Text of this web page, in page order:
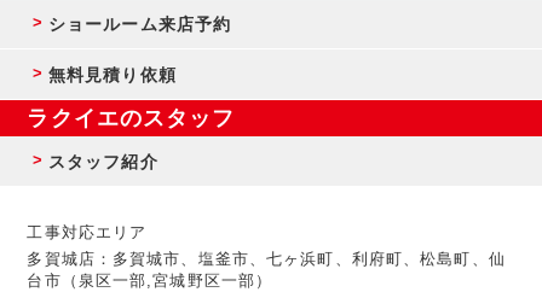
ショールーム来店予約
無料見積り依頼
ラクイエのスタッフ
スタッフ紹介
工事対応エリア
多賀城店：多賀城市、塩釜市、七ヶ浜町、利府町、松島町、仙
台市（泉区一部,宮城野区一部）